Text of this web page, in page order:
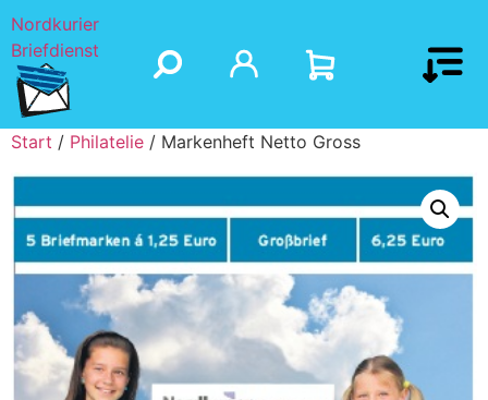
Nordkurier
Briefdienst
Start / Philatelie / Markenheft Netto Gross